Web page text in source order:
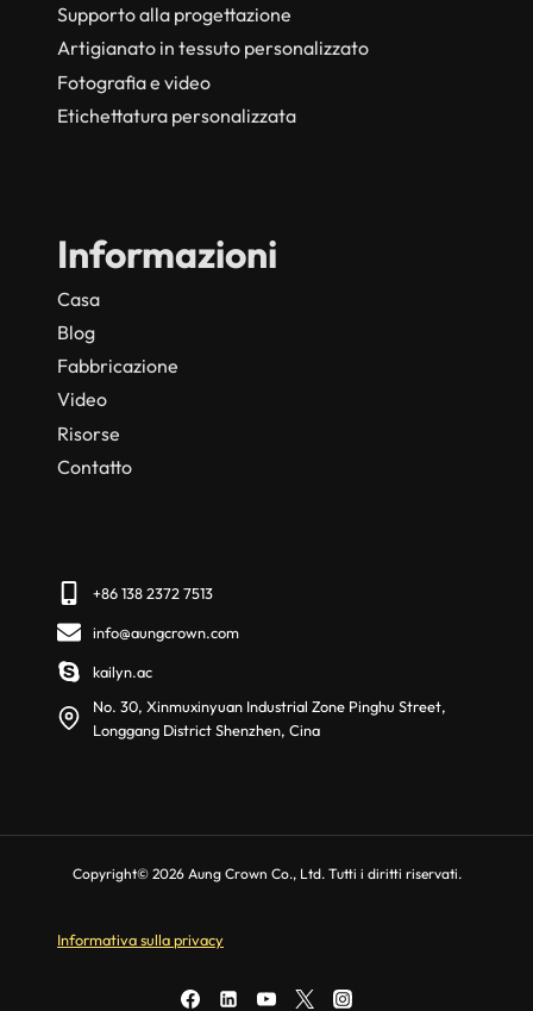
Supporto alla progettazione
Artigianato in tessuto personalizzato
Fotografia e video
Etichettatura personalizzata
Informazioni
Casa
Blog
Fabbricazione
Video
Risorse
Contatto
+86 138 2372 7513
info@aungcrown.com
kailyn.ac
No. 30, Xinmuxinyuan Industrial Zone Pinghu Street,
Longgang District Shenzhen, Cina
Copyright© 2026 Aung Crown Co., Ltd. Tutti i diritti riservati.
Informativa sulla privacy